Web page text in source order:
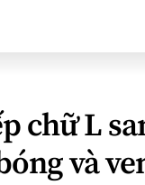
chữ L
và